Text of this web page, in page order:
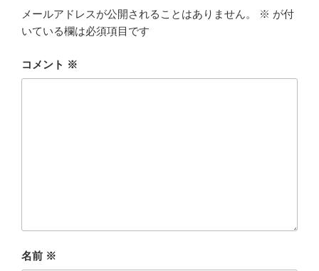
メールアドレスが公開されることはありません。 ※ が付
いている欄は必須項目です
コメント ※
名前 ※